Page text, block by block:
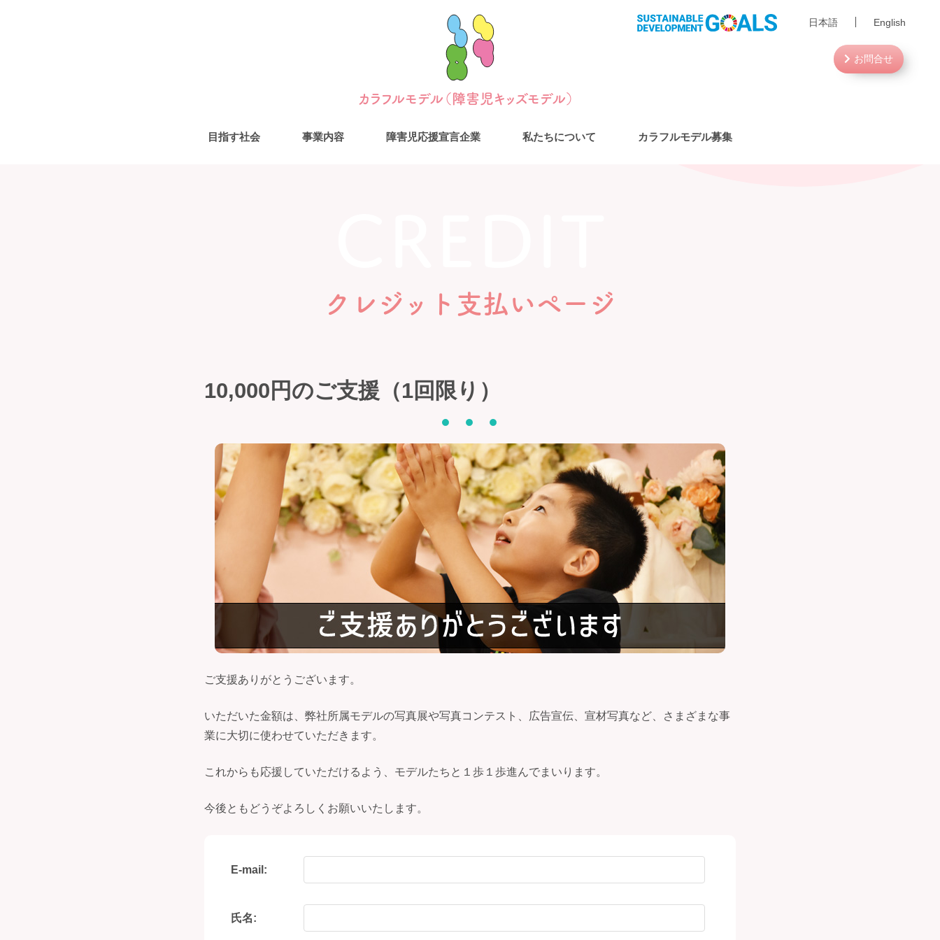
日本語 English
お問合せ
カラフルモデル（障害児キッズモデル）
目指す社会 事業内容 障害児応援宣言企業 私たちについて カラフルモデル募集
クレジット支払いページ
10,000円のご支援（1回限り）
ご支援ありがとうございます。
いただいた金額は、弊社所属モデルの写真展や写真コンテスト、広告宣伝、宣材写真など、さまざまな事
業に大切に使わせていただきます。
これからも応援していただけるよう、モデルたちと１歩１歩進んでまいります。
今後ともどうぞよろしくお願いいたします。
E-mail:
氏名: